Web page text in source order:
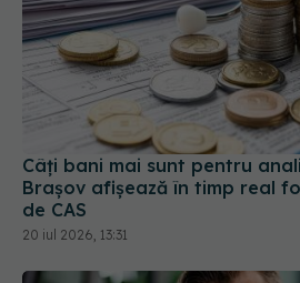
Câți bani mai sunt pentru
Brașov afișează în timp real
de CAS
20 iul 2026, 13:31